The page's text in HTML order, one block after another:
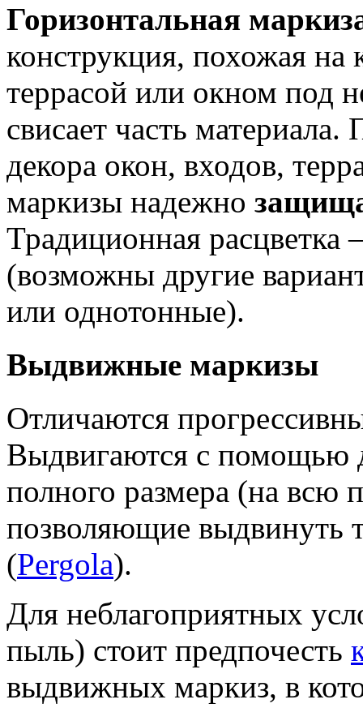
Горизонтальная
конструкция, похожая на
террасой или окном под
свисает часть
декора окон, входов,
маркизы надежно
Традиционная расцветка
(возможны другие
или однотонные).
Выдвижные маркизы
Отличаются
Выдвигаются с помощью
полного размера (на всю
позволяющие выдвинуть
(Pergola).
Для неблагоприятных
пыль) стоит предпочесть
выдвижных маркиз, в